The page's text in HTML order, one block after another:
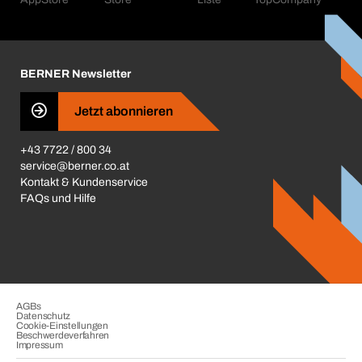
Presse
Business Conduct
BERNER Newsletter
Jetzt abonnieren
+43 7722 / 800 34
service@berner.co.at
Kontakt & Kundenservice
FAQs und Hilfe
AGBs
Datenschutz
Cookie-Einstellungen
Beschwerdeverfahren
Impressum